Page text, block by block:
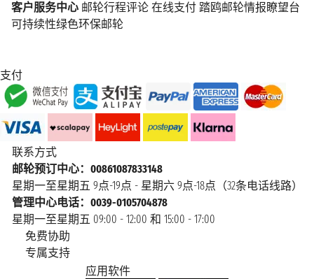
客户服务中心 邮轮行程评论 在线支付 踏鸥邮轮情报瞭望台
可持续性绿色环保邮轮
支付
联系方式
邮轮预订中心：00861087833148
星期一至星期五 9点-19点 - 星期六 9点-18点（32条电话线路）
管理中心电话：0039-0105704878
星期一至星期五 09:00 - 12:00 和 15:00 - 17:00
免费协助
专属支持
应用软件